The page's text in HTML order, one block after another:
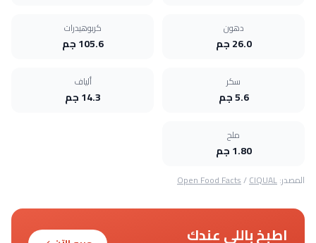
دهون
26.0 جم
كربوهيدرات
105.6 جم
سكر
5.6 جم
ألياف
14.3 جم
ملح
1.80 جم
المصدر: Open Food Facts/CIQUAL
اطبخ باللي عندك